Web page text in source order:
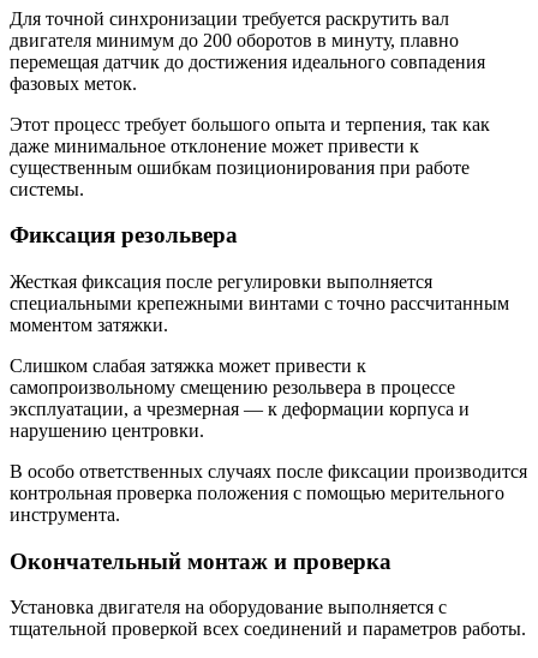
Для точной синхронизации требуется раскрутить вал
двигателя минимум до 200 оборотов в минуту, плавно
перемещая датчик до достижения идеального совпадения
фазовых меток.
Этот процесс требует большого опыта и терпения, так как
даже минимальное отклонение может привести к
существенным ошибкам позиционирования при работе
системы.
Фиксация резольвера
Жесткая фиксация после регулировки выполняется
специальными крепежными винтами с точно рассчитанным
моментом затяжки.
Слишком слабая затяжка может привести к
самопроизвольному смещению резольвера в процессе
эксплуатации, а чрезмерная — к деформации корпуса и
нарушению центровки.
В особо ответственных случаях после фиксации производится
контрольная проверка положения с помощью мерительного
инструмента.
Окончательный монтаж и проверка
Установка двигателя на оборудование выполняется с
тщательной проверкой всех соединений и параметров работы.